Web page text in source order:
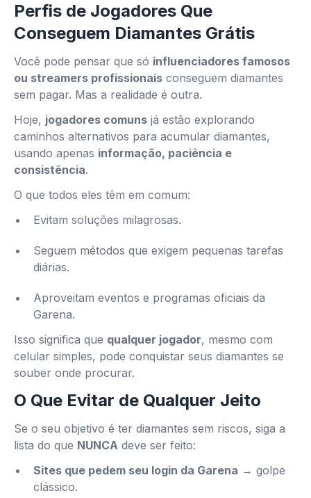
Perfis de Jogadores Que
Conseguem Diamantes Grátis
Você pode pensar que só influenciadores famosos
ou streamers profissionais conseguem diamantes
sem pagar. Mas a realidade é outra.
Hoje, jogadores comuns já estão explorando
caminhos alternativos para acumular diamantes,
usando apenas informação, paciência e
consistência.
O que todos eles têm em comum:
Evitam soluções milagrosas.
Seguem métodos que exigem pequenas tarefas
diárias.
Aproveitam eventos e programas oficiais da
Garena.
Isso significa que qualquer jogador, mesmo com
celular simples, pode conquistar seus diamantes se
souber onde procurar.
O Que Evitar de Qualquer Jeito
Se o seu objetivo é ter diamantes sem riscos, siga a
lista do que NUNCA deve ser feito:
Sites que pedem seu login da Garena → golpe
clássico.